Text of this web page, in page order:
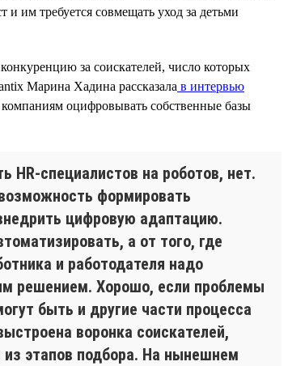
им требуется совмещать уход за детьми
за соискателей, число которых
Марина Хадина рассказала в интервью
оцифровывать собственные базы
HR-специалистов на роботов, нет.
формировать
цифровую адаптацию.
а от того, где
и работодателя надо
решением. Хорошо, если проблемы
быть и другие части процесса
воронка соискателей,
этапов подбора. На нынешнем